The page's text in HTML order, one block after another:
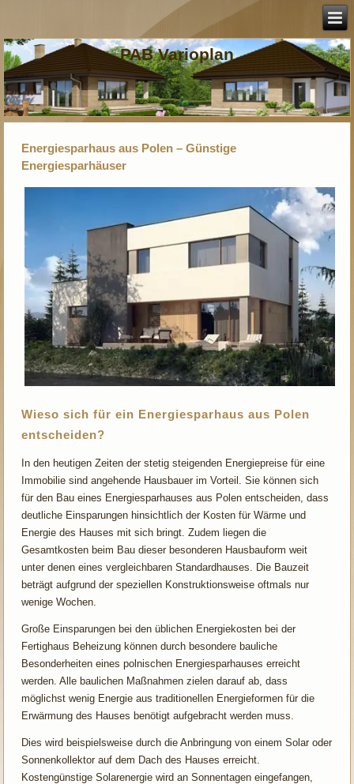
PAB Varioplan
Energiesparhaus aus Polen – Günstige
Energiesparhäuser
Wieso sich für ein Energiesparhaus aus Polen
entscheiden?
In den heutigen Zeiten der stetig steigenden Energiepreise für eine
Immobilie sind angehende Hausbauer im Vorteil. Sie können sich
für den Bau eines Energiesparhauses aus Polen entscheiden, dass
deutliche Einsparungen hinsichtlich der Kosten für Wärme und
Energie des Hauses mit sich bringt. Zudem liegen die
Gesamtkosten beim Bau dieser besonderen Hausbauform weit
unter denen eines vergleichbaren Standardhauses. Die Bauzeit
beträgt aufgrund der speziellen Konstruktionsweise oftmals nur
wenige Wochen.
Große Einsparungen bei den üblichen Energiekosten bei der
Fertighaus Beheizung können durch besondere bauliche
Besonderheiten eines polnischen Energiesparhauses erreicht
werden. Alle baulichen Maßnahmen zielen darauf ab, dass
möglichst wenig Energie aus traditionellen Energieformen für die
Erwärmung des Hauses benötigt aufgebracht werden muss.
Dies wird beispielsweise durch die Anbringung von einem Solar oder
Sonnenkollektor auf dem Dach des Hauses erreicht.
Kostengünstige Solarenergie wird an Sonnentagen eingefangen,